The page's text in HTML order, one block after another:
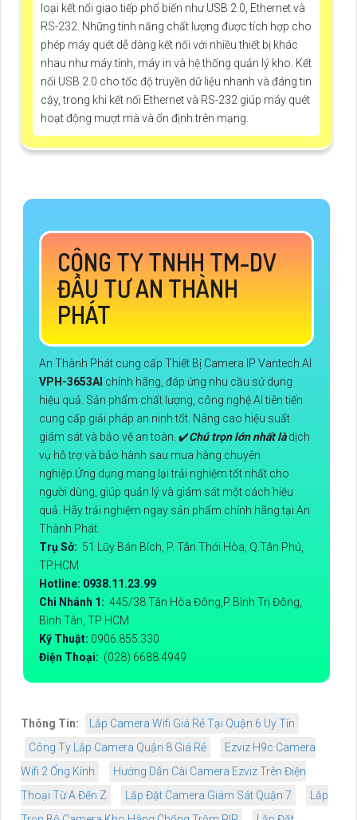
loại kết nối giao tiếp phổ biến như USB 2.0, Ethernet và
RS-232. Những tính năng chất lượng được tích hợp cho
phép máy quét dễ dàng kết nối với nhiều thiết bị khác
nhau như máy tính, máy in và hệ thống quản lý kho. Kết
nối USB 2.0 cho tốc độ truyền dữ liệu nhanh và đáng tin
cậy, trong khi kết nối Ethernet và RS-232 giúp máy quét
hoạt động mượt mà và ổn định trên mạng.
CÔNG TY TNHH TM-DV
ĐẦU TƯ AN THÀNH
PHÁT
An Thành Phát cung cấp Thiết Bị Camera IP Vantech AI
VPH-3653AI chính hãng, đáp ứng nhu cầu sử dụng
hiệu quả. Sản phẩm chất lượng, công nghệ AI tiên tiến
cung cấp giải pháp an ninh tốt. Nâng cao hiệu suất
giám sát và bảo vệ an toàn. ✔️Chú trọn lớn nhất làdịch
vụ hỗ trợ và bảo hành sau mua hàng chuyên
nghiệp.Ứng dụng mang lại trải nghiệm tốt nhất cho
người dùng, giúp quản lý và giám sát một cách hiệu
quả. Hãy trải nghiệm ngay sản phẩm chính hãng tại An
Thành Phát.
Trụ Sở: 51 Lũy Bán Bích, P. Tân Thới Hòa, Q.Tân Phú,
TP.HCM
Hotline: 0938.11.23.99
Chi Nhánh 1: 445/38 Tân Hòa Đông,P Bình Trị Đông,
Bình Tân, TP HCM
Kỹ Thuật: 0906.855.330
Điện Thoại: (028) 6688.4949
Thông Tin:
Lắp Camera Wifi Giá Rẻ Tại Quận 6 Uy Tín
Công Ty Lắp Camera Quận 8 Giá Rẻ
Ezviz H9c Camera
Wifi 2 Ống Kính
Hướng Dẫn Cài Camera Ezviz Trên Điện
Thoại Từ A Đến Z
Lắp Đặt Camera Giám Sát Quận 7
Lắp